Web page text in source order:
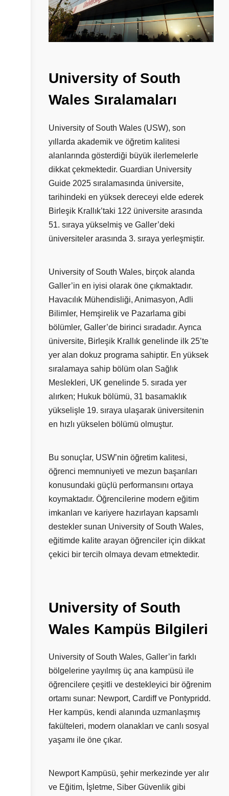
University of South
Wales Sıralamaları
University of South Wales (USW), son
yıllarda akademik ve öğretim kalitesi
alanlarında gösterdiği büyük ilerlemelerle
dikkat çekmektedir. Guardian University
Guide 2025 sıralamasında üniversite,
tarihindeki en yüksek dereceyi elde ederek
Birleşik Krallık’taki 122 üniversite arasında
51. sıraya yükselmiş ve Galler’deki
üniversiteler arasında 3. sıraya yerleşmiştir.
University of South Wales, birçok alanda
Galler’in en iyisi olarak öne çıkmaktadır.
Havacılık Mühendisliği, Animasyon, Adli
Bilimler, Hemşirelik ve Pazarlama gibi
bölümler, Galler’de birinci sıradadır. Ayrıca
üniversite, Birleşik Krallık genelinde ilk 25’te
yer alan dokuz programa sahiptir. En yüksek
sıralamaya sahip bölüm olan Sağlık
Meslekleri, UK genelinde 5. sırada yer
alırken; Hukuk bölümü, 31 basamaklık
yükselişle 19. sıraya ulaşarak üniversitenin
en hızlı yükselen bölümü olmuştur.
Bu sonuçlar, USW’nin öğretim kalitesi,
öğrenci memnuniyeti ve mezun başarıları
konusundaki güçlü performansını ortaya
koymaktadır. Öğrencilerine modern eğitim
imkanları ve kariyere hazırlayan kapsamlı
destekler sunan University of South Wales,
eğitimde kalite arayan öğrenciler için dikkat
çekici bir tercih olmaya devam etmektedir.
University of South
Wales Kampüs Bilgileri
University of South Wales, Galler’in farklı
bölgelerine yayılmış üç ana kampüsü ile
öğrencilere çeşitli ve destekleyici bir öğrenim
ortamı sunar: Newport, Cardiff ve Pontypridd.
Her kampüs, kendi alanında uzmanlaşmış
fakülteleri, modern olanakları ve canlı sosyal
yaşamı ile öne çıkar.
Newport Kampüsü, şehir merkezinde yer alır
ve Eğitim, İşletme, Siber Güvenlik gibi